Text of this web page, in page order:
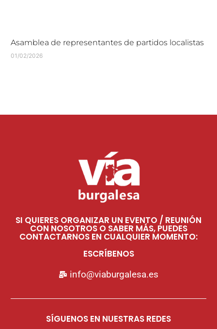
Asamblea de representantes de partidos localistas
01/02/2026
SI QUIERES ORGANIZAR UN EVENTO / REUNIÓN
CON NOSOTROS O SABER MÁS, PUEDES
CONTACTARNOS EN CUALQUIER MOMENTO:
ESCRÍBENOS
info@viaburgalesa.es
SÍGUENOS EN NUESTRAS REDES